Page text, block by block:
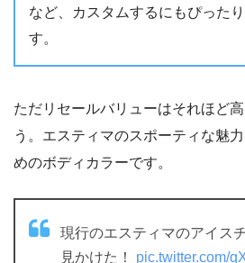
など、カスタムするにもぴった
す。
ただリセールバリューはそれほど
う。エスティマのスポーティな魅
めのボディカラーです。
現行のエスティマのアイス
見かけた！ pic.twitter.com/